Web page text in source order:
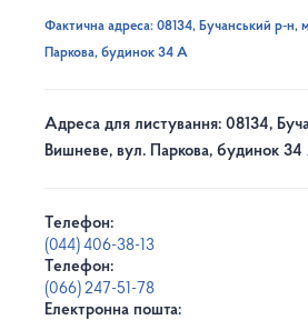
Фактична адреса: 08134, Бучанський р-н,
Паркова, будинок 34 А
Адреса для листування: 08134,
Вишневе, вул. Паркова, будинок
Телефон:
(044) 406-38-13
Телефон:
(066) 247-51-78
Електронна пошта: